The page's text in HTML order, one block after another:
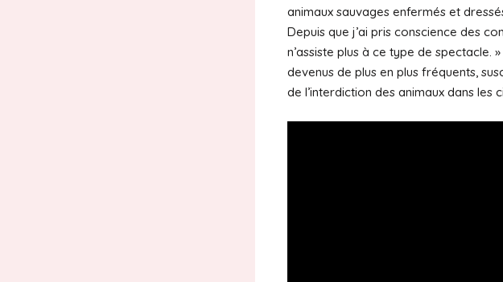
animaux sauvages enfermés et
Depuis que j’ai pris conscience des
n’assiste plus à ce type de spectacle.
devenus de plus en plus fréquents,
de l’interdiction des animaux dans les